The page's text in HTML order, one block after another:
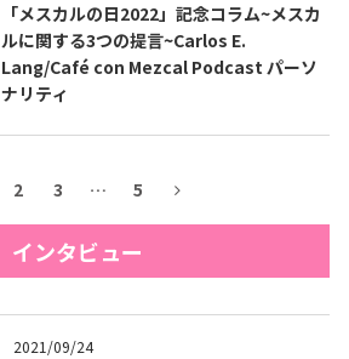
「メスカルの日2022」記念コラム~メスカ
ルに関する3つの提言~Carlos E.
Lang/Café con Mezcal Podcast パーソ
ナリティ
2 3 … 5
インタビュー
2021/09/24